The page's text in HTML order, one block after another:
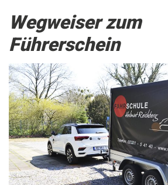
Wegweiser zum
Führerschein